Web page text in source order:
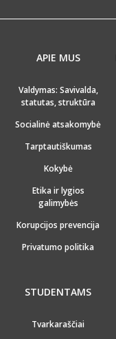
APIE MUS
Valdymas: Savivalda,
statutas, struktūra
Socialinė atsakomybė
Tarptautiškumas
Kokybė
Etika ir lygios
galimybės
Korupcijos prevencija
Privatumo politika
STUDENTAMS
Tvarkaraščiai